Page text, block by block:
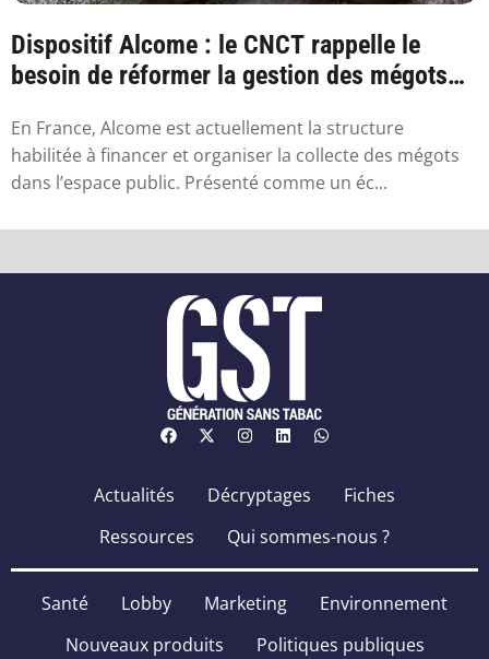
Dispositif Alcome : le CNCT rappelle le
besoin de réformer la gestion des mégots
En France, Alcome est actuellement la structure
habilitée à financer et organiser la collecte des mégots
dans l’espace public. Présenté comme un éc...
Actualités Décryptages
Fiches
Ressources
Qui sommes-nous ?
Santé Lobby Marketing
Environnement
Nouveaux produits
Politiques publiques